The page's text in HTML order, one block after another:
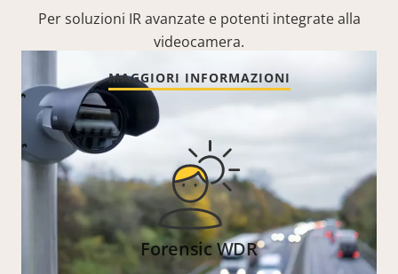
Per soluzioni IR avanzate e potenti integrate alla
videocamera.
MAGGIORI INFORMAZIONI
Forensic WDR